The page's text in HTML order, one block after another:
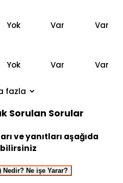
Yok Var Var
Yok Var Var
fazla
Sorulan Sorular
ve yanıtları aşağıda
Nedir? Ne işe Yarar?